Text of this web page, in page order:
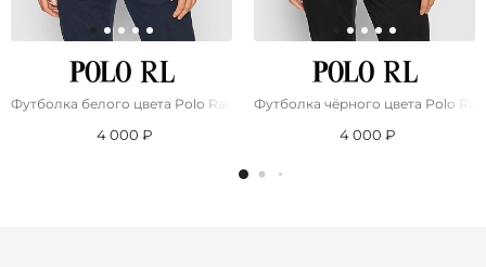
Футболка белого цвета Роlо Ralрh Lаurеn pony-embroidered
4 000 ₽
Футболка чёрного цвета Роlо
4 000 ₽